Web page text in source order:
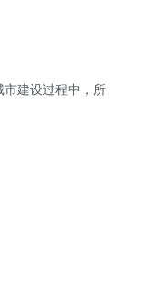
建设过程中，所